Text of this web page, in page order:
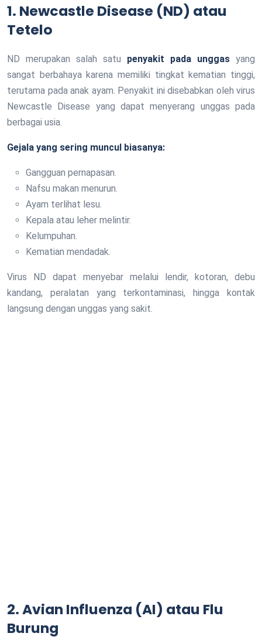
1. Newcastle Disease (ND) atau
Tetelo
ND merupakan salah satu penyakit pada unggas yang
sangat berbahaya karena memiliki tingkat kematian tinggi,
terutama pada anak ayam. Penyakit ini disebabkan oleh virus
Newcastle Disease yang dapat menyerang unggas pada
berbagai usia.
Gejala yang sering muncul biasanya:
Gangguan pernapasan.
Nafsu makan menurun.
Ayam terlihat lesu.
Kepala atau leher melintir.
Kelumpuhan.
Kematian mendadak.
Virus ND dapat menyebar melalui lendir, kotoran, debu
kandang, peralatan yang terkontaminasi, hingga kontak
langsung dengan unggas yang sakit.
2. Avian Influenza (AI) atau Flu
Burung